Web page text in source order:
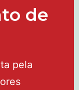
de
pela